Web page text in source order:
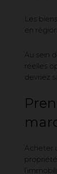
Les
en
Au sein
réelles
devriez
Acheter